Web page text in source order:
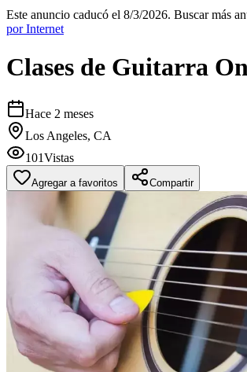
Este anuncio caducó el 8/3/2026. Buscar más
por Internet
Clases de Guitarra
Hace 2 meses
Los Angeles, CA
101Vistas
Agregar a favoritos Compartir